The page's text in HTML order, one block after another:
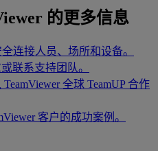
的更多信息
全连接人员、场所和设备。
联系支持团队。
TeamViewer 全球 TeamUP 合作
客户的成功案例。